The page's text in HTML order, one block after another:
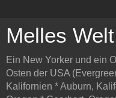
Melles Welt
Ein New Yorker und ein
Osten der USA
Kalifornien * Auburn,